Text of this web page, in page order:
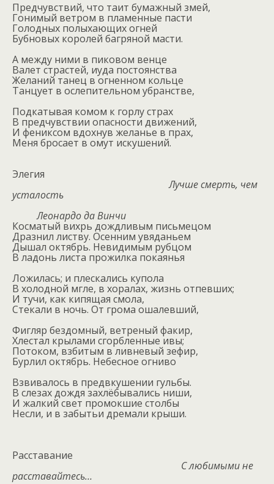
Предчувствий, что таит бумажный змей,
Гонимый ветром в пламенные пасти
Голодных полыхающих огней
Бубновых королей багряной масти.
А между ними в пиковом венце
Валет страстей, иуда постоянства
Желаний танец в огненном кольце
Танцует в ослепительном убранстве,
Подкатывая комом к горлу страх
В предчувствии опасности движений,
И фениксом вдохнув желанье в прах,
Меня бросает в омут искушений.
Элегия
Лучше смерть, чем
усталость
Леонардо да Винчи
Косматый вихрь дождливым письмецом
Дразнил листву. Осенним увяданьем
Дышал октябрь. Невидимым рубцом
В ладонь листа прожилка покаянья
Ложилась; и плескались купола
В холодной мгле, в хоралах, жизнь отпевших;
И тучи, как кипящая смола,
Стекали в ночь. От грома ошалевший,
Фигляр бездомный, ветреный факир,
Хлестал крылами сгорбленные ивы;
Потоком, взбитым в ливневый зефир,
Бурлил октябрь. Небесное огниво
Взвивалось в предвкушении гульбы.
В слезах дождя захлёбывались ниши,
И жалкий свет промокшие столбы
Несли, и в забытьи дремали крыши.
Расставание
С любимыми не
расставайтесь…